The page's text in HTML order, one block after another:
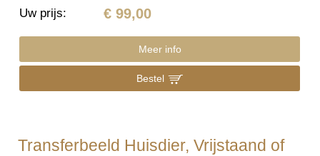
Uw prijs: € 99,00
Meer info
Bestel
Transferbeeld Huisdier, Vrijstaand of